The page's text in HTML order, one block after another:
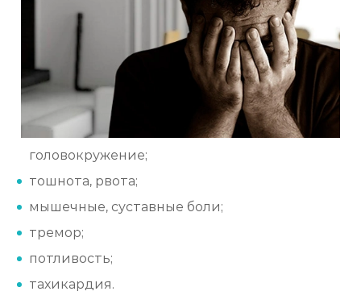
головокружение;
тошнота, рвота;
мышечные, суставные боли;
тремор;
потливость;
тахикардия.